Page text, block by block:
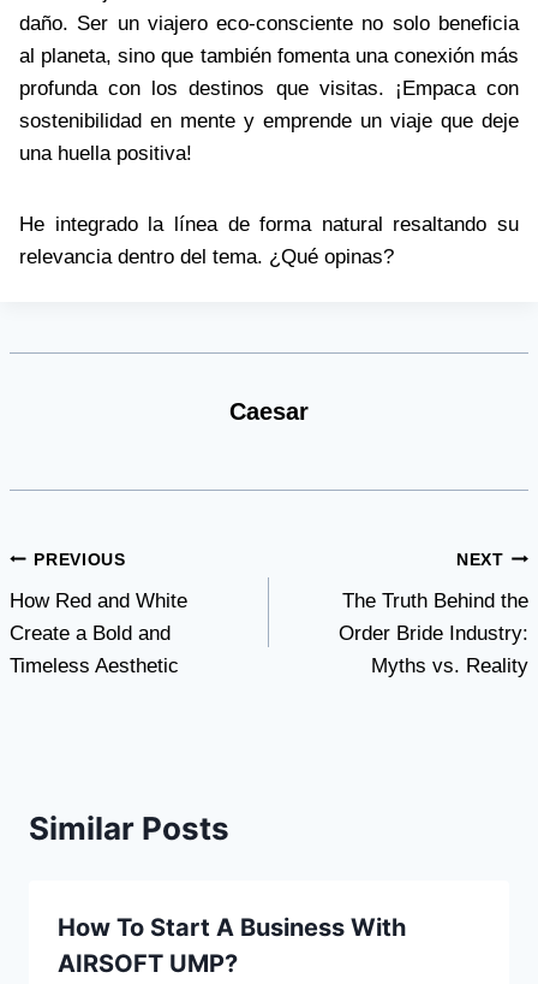
daño. Ser un viajero eco-consciente no solo beneficia
al planeta, sino que también fomenta una conexión más
profunda con los destinos que visitas. ¡Empaca con
sostenibilidad en mente y emprende un viaje que deje
una huella positiva!
He integrado la línea de forma natural resaltando su
relevancia dentro del tema. ¿Qué opinas?
Caesar
Post
navigation
PREVIOUS
How Red and White
Create a Bold and
Timeless Aesthetic
NEXT
The Truth Behind the
Order Bride Industry:
Myths vs. Reality
Similar Posts
How To Start A Business With
AIRSOFT UMP?